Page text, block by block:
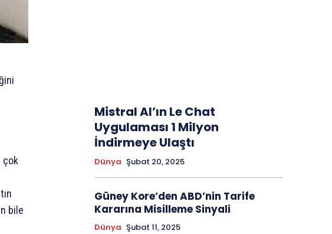
çok
bile
Mistral AI’ın Le Chat
Uygulaması 1 Milyon
İndirmeye Ulaştı
Dünya Şubat 20, 2025
Güney Kore’den ABD’nin Tarife
Kararına Misilleme Sinyali
Dünya Şubat 11, 2025